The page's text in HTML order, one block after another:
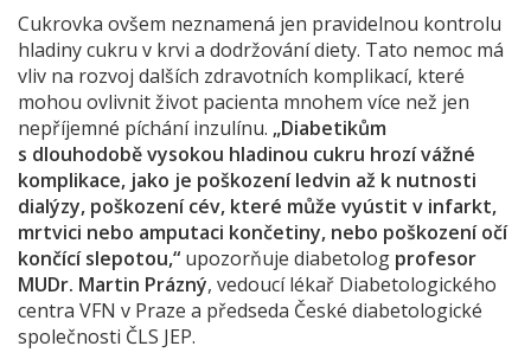
Cukrovka ovšem neznamená jen pravidelnou kontrolu
hladiny cukru v krvi a dodržování diety. Tato nemoc má
vliv na rozvoj dalších zdravotních komplikací, které
mohou ovlivnit život pacienta mnohem více než jen
nepříjemné píchání inzulínu. „Diabetikům
s dlouhodobě vysokou hladinou cukru hrozí vážné
komplikace, jako je poškození ledvin až k nutnosti
dialýzy, poškození cév, které může vyústit v infarkt,
mrtvici nebo amputaci končetiny, nebo poškození očí
končící slepotou,“ upozorňuje diabetolog profesor
MUDr. Martin Prázný, vedoucí lékař Diabetologického
centra VFN v Praze a předseda České diabetologické
společnosti ČLS JEP.